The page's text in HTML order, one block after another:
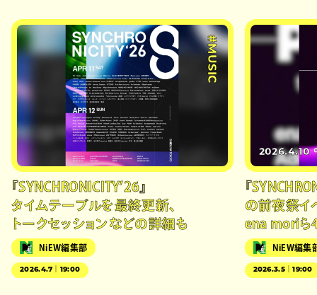
#MUSIC
『SYNCHRONICITY’26』
タイムテーブルを最終更新、
トークセッションなどの詳細も
NiEW編集部
2026.4.7｜19:00
2026.4.10
『
の前夜祭イ
ena moriら
NiEW編集
2026.3.5｜19:00